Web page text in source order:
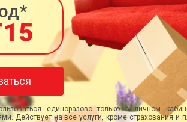
единоразово только в личном
Действует на все услуги, кроме страхования и